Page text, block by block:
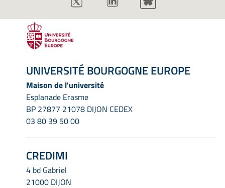
UNIVERSITÉ BOURGOGNE EUROPE
Maison de l'université
Esplanade Erasme
BP 27877 21078 DIJON CEDEX
03 80 39 50 00
CREDIMI
4 bd Gabriel
21000 DIJON